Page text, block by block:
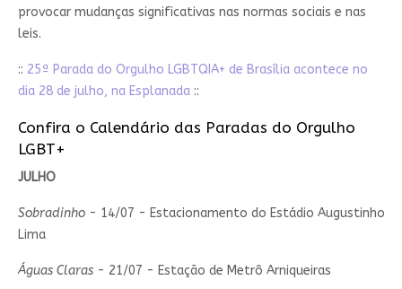
provocar mudanças significativas nas normas sociais e nas
leis.
:: 25ª Parada do Orgulho LGBTQIA+ de Brasília acontece no
dia 28 de julho, na Esplanada::
Confira o Calendário das Paradas do Orgulho
LGBT+
JULHO
Sobradinho- 14/07 - Estacionamento do Estádio Augustinho
Lima
Águas Claras- 21/07 - Estação de Metrô Arniqueiras